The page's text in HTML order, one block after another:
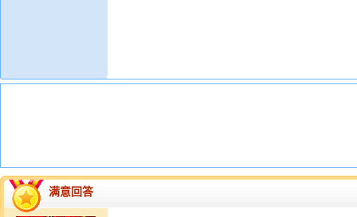
满意回答